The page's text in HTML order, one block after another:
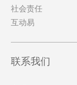
社会责任
互动易
联系我们